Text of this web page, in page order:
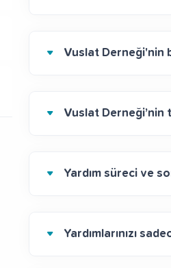
Vuslat Derneği'nin
Vuslat Derneği’nin
Yardım süreci ve
Yardımlarınızı